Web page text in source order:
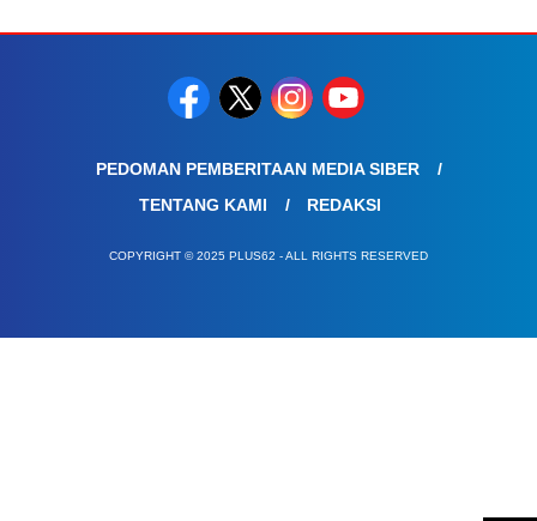
PEDOMAN PEMBERITAAN MEDIA SIBER
TENTANG KAMI
REDAKSI
COPYRIGHT © 2025 PLUS62 - ALL RIGHTS RESERVED